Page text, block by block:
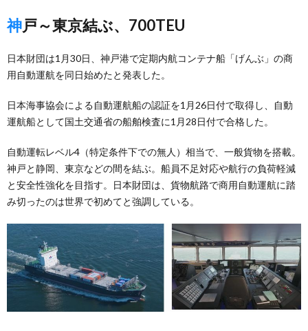
神戸～東京結ぶ、700TEU
日本財団は1月30日、神戸港で定期内航コンテナ船「げんぶ」の商
用自動運航を同日始めたと発表した。
日本海事協会による自動運航船の認証を1月26日付で取得し、自動
運航船として国土交通省の船舶検査に1月28日付で合格した。
自動運転レベル4（特定条件下での無人）相当で、一般貨物を搭載。
神戸と静岡、東京などの間を結ぶ。船員不足対応や航行の負荷軽減
と安全性強化を目指す。日本財団は、貨物航路で商用自動運航に踏
み切ったのは世界で初めてと強調している。